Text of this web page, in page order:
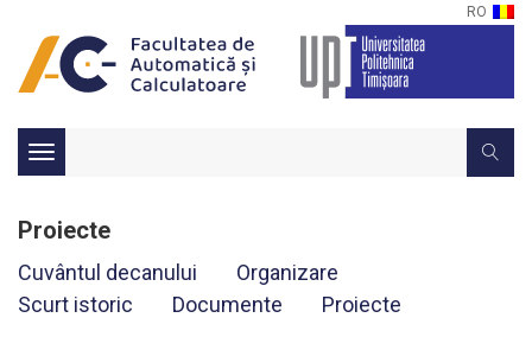
RO
Toggle
navigation
Proiecte
Cuvântul decanului
Organizare
Scurt istoric
Documente Proiecte